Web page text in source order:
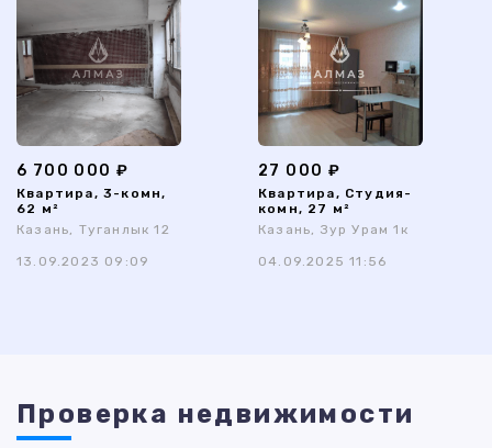
6 700 000 ₽
Квартира, 3-комн,
62 м²
Казань, Туганлык 12
13.09.2023 09:09
27 000 ₽
Квартира, Студия-
комн, 27 м²
Казань, Зур Урам 1к
04.09.2025 11:56
Проверка недвижимости